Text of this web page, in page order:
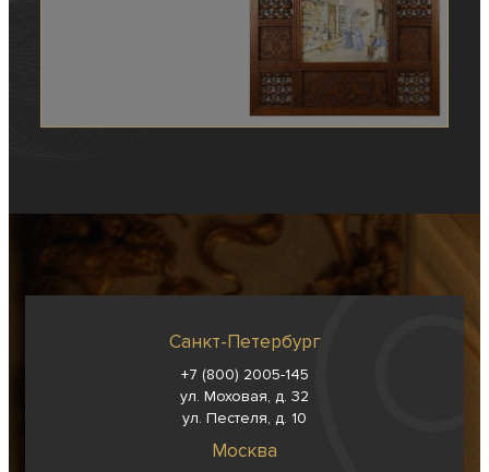
Санкт-Петербург
+7 (800) 2005-145
ул. Моховая, д. 32
ул. Пестеля, д. 10
Москва